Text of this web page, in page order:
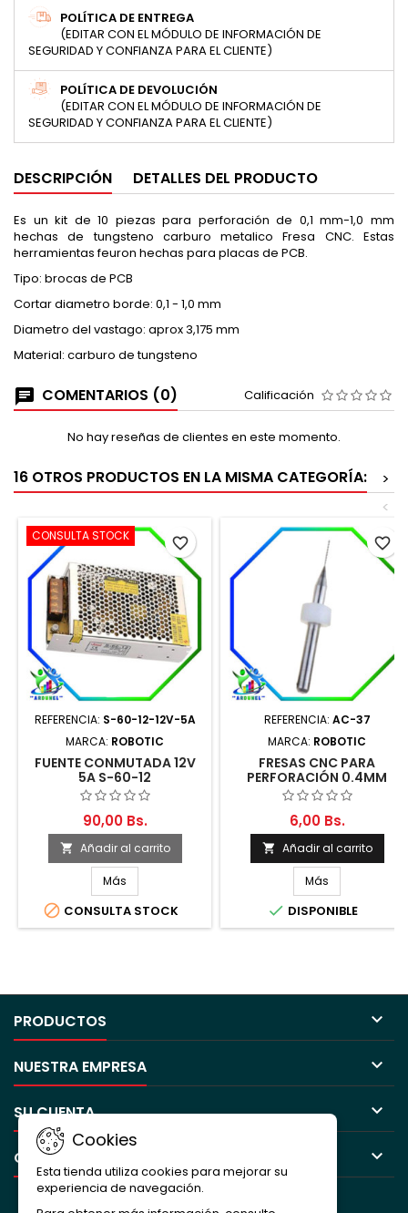
POLÍTICA DE ENTREGA
(EDITAR CON EL MÓDULO DE INFORMACIÓN DE
SEGURIDAD Y CONFIANZA PARA EL CLIENTE)
POLÍTICA DE DEVOLUCIÓN
(EDITAR CON EL MÓDULO DE INFORMACIÓN DE
SEGURIDAD Y CONFIANZA PARA EL CLIENTE)
DESCRIPCIÓN DETALLES DEL PRODUCTO
Es un kit de 10 piezas para perforación de 0,1 mm-1,0 mm
hechas de tungsteno carburo metalico Fresa CNC. Estas
herramientas feuron hechas para placas de PCB.
Tipo: brocas de PCB
Cortar diametro borde: 0,1 - 1,0 mm
Diametro del vastago: aprox 3,175 mm
Material: carburo de tungsteno
COMENTARIOS (0) Calificación
No hay reseñas de clientes en este momento.
16 OTROS PRODUCTOS EN LA MISMA CATEGORÍA:
>
<
CONSULTA STOCK
REFERENCIA: S-60-12-12V-5A
MARCA: ROBOTIC
FUENTE CONMUTADA 12V
5A S-60-12
90,00 Bs.
 Añadir al carrito
Más
 CONSULTA STOCK
favorite_border
REFERENCIA: AC-37
MARCA: ROBOTIC
FRESAS CNC PARA
PERFORACIÓN 0.4MM
6,00 Bs.
 Añadir al carrito
Más
 DISPONIBLE
favorite_border
PRODUCTOS 
NUESTRA EMPRESA 
SU CUENTA 
CONTACTO 
Cookies
Esta tienda utiliza cookies para mejorar su
experiencia de navegación.
BOLETÍN